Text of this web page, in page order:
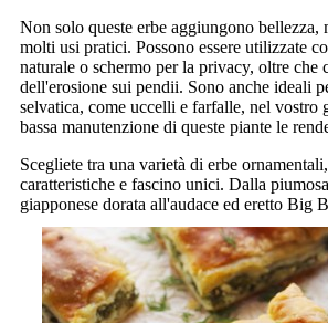
Non solo queste erbe aggiungono bellezza,
molti usi pratici. Possono essere utilizzate
naturale o schermo per la privacy, oltre che
dell'erosione sui pendii. Sono anche ideali
selvatica, come uccelli e farfalle, nel vostro
bassa manutenzione di queste piante le
Scegliete tra una varietà di erbe
caratteristiche e fascino unici. Dalla
giapponese dorata all'audace ed eretto Big